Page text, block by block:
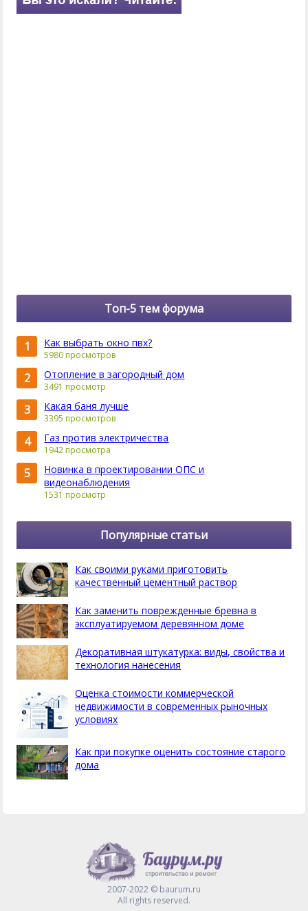
Топ-5 тем форума
1 Как выбрать окно пвх?
5980 просмотров
2 Отопление в загородный дом
3491 просмотр
3 Какая баня лучше
3395 просмотров
4 Газ против электричества
1942 просмотра
5
Новинка в проектировании ОПС и
видеонаблюдения
1531 просмотр
Популярные статьи
Как своими руками приготовить
качественный цементный раствор
Как заменить поврежденные бревна в
эксплуатируемом деревянном доме
Декоративная штукатурка: виды, свойства и
технология нанесения
Оценка стоимости коммерческой
недвижимости в современных рыночных
условиях
Как при покупке оценить состояние старого
дома
2007-2022 © baurum.ru
All rights reserved.